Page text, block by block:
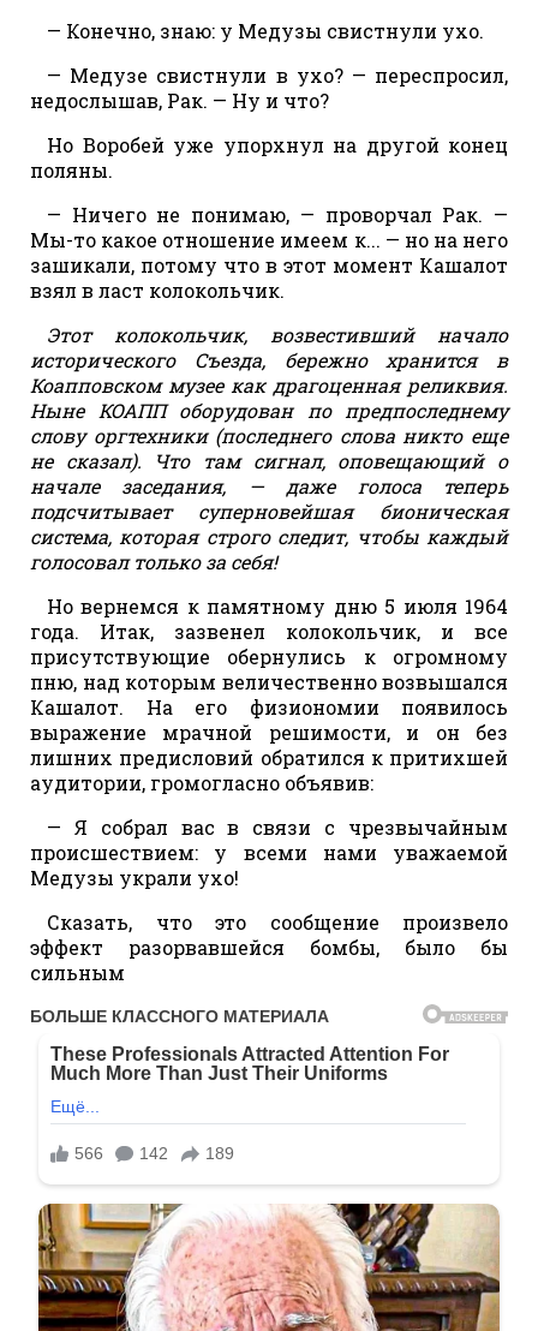
— Конечно, знаю: у Медузы свистнули ухо.
— Медузе свистнули в ухо? — переспросил,
недослышав, Рак. — Ну и что?
Но Воробей уже упорхнул на другой конец
поляны.
— Ничего не понимаю, — проворчал Рак. —
Мы-то какое отношение имеем к... — но на него
зашикали, потому что в этот момент Кашалот
взял в ласт колокольчик.
Этот колокольчик, возвестивший начало
исторического Съезда, бережно хранится в
Коапповском музее как драгоценная реликвия.
Ныне КОАПП оборудован по предпоследнему
слову оргтехники (последнего слова никто еще
не сказал). Что там сигнал, оповещающий о
начале заседания, — даже голоса теперь
подсчитывает суперновейшая бионическая
система, которая строго следит, чтобы каждый
голосовал только за себя!
Но вернемся к памятному дню 5 июля 1964
года. Итак, зазвенел колокольчик, и все
присутствующие обернулись к огромному
пню, над которым величественно возвышался
Кашалот. На его физиономии появилось
выражение мрачной решимости, и он без
лишних предисловий обратился к притихшей
аудитории, громогласно объявив:
— Я собрал вас в связи с чрезвычайным
происшествием: у всеми нами уважаемой
Медузы украли ухо!
Сказать, что это сообщение произвело
эффект разорвавшейся бомбы, было бы
сильным